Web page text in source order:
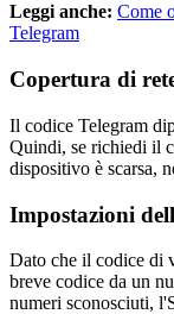
Leggi anche: Come
Telegram
Copertura di
Il codice Telegram
Quindi, se richiedi il
dispositivo è scarsa,
Impostazioni
Dato che il codice di
breve codice da un
numeri sconosciuti,